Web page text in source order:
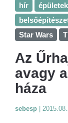
hír épületek
Star Wars
Az
avagy
háza
sebesp